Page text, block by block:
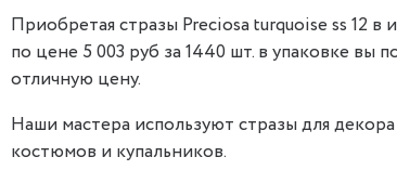
Приобретая стразы Preciosa turquoise ss 12 в
по цене 5 003 руб за 1440 шт. в упаковке вы
отличную цену.
Наши мастера используют стразы для
костюмов и купальников.